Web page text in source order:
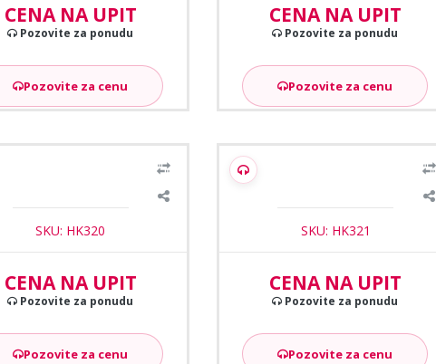
CENA NA UPIT
Pozovite za ponudu
Pozovite za cenu
CENA NA UPIT
Pozovite za ponudu
Pozovite za cenu
DS-K1T341AM-S terminal
SKU: HK320
CENA NA UPIT
Pozovite za ponudu
Pozovite za cenu
Hikvision DS-K1TA70MI-T terminal
za KP sa prepoznavanjem lica
SKU: HK321
CENA NA UPIT
Pozovite za ponudu
Pozovite za cenu